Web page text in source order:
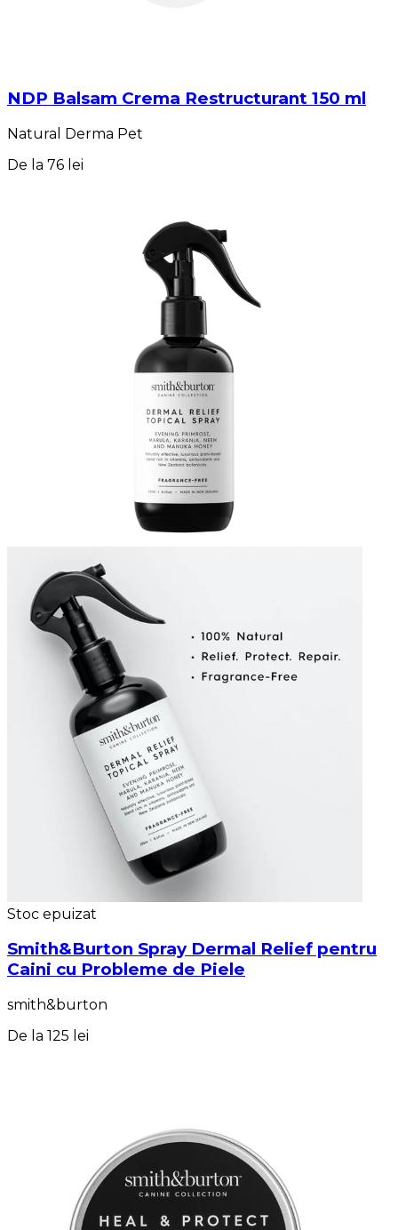
NDP Balsam Crema Restructurant 150 ml
Natural Derma Pet
De la 76 lei
Stoc epuizat
Smith&Burton Spray Dermal Relief pentru
Caini cu Probleme de Piele
smith&burton
De la 125 lei